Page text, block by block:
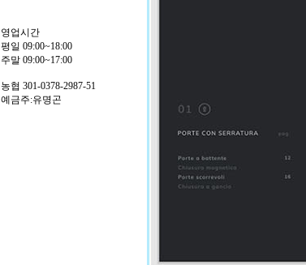
영업시간
평일 09:00~18:00
주말 09:00~17:00
농협 301-0378-2987-51
예금주:유명곤